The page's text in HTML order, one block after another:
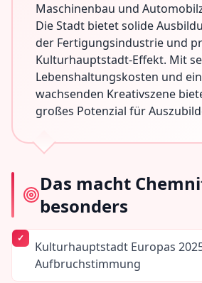
Maschinenbau und
Die Stadt bietet solide
der Fertigungsindustrie und
Kulturhauptstadt-Effekt. Mit
Lebenshaltungskosten und
wachsenden Kreativszene
großes Potenzial für
Das macht
besonders
Kulturhauptstadt Europas
Aufbruchstimmung